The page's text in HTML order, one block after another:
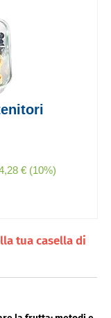
€ (10%)
tua casella di